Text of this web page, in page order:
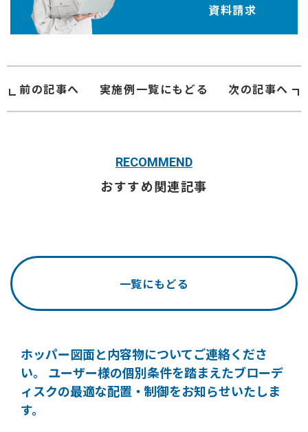
資料請求
前の記事へ 実施例一覧にもどる 次の記事へ
RECOMMEND
おすすめ関連記事
一覧にもどる
ホッパー図面と内容物についてご連絡くださ
い。
ユーザー様の個別条件を踏まえたブローデ
ィスクの最適な配置・制御をお知らせいたしま
す。